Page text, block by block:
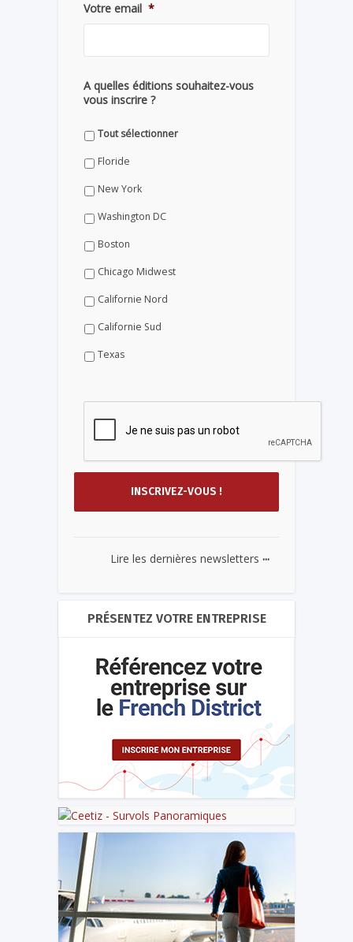
Votre email *
A quelles éditions souhaitez-vous
vous inscrire ?
Tout sélectionner
Floride
New York
Washington DC
Boston
Chicago Midwest
Californie Nord
Californie Sud
Texas
Lire les dernières newsletters ...
PRÉSENTEZ VOTRE ENTREPRISE